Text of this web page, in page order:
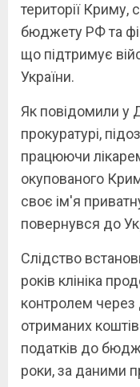
території Криму,
бюджету РФ та
що підтримує
України.
Як повідомили у
прокуратурі,
працюючи
окупованого
своє ім'я
повернувся до
Слідство
років клініка
контролем через
отриманих
податків до
роки, за даними